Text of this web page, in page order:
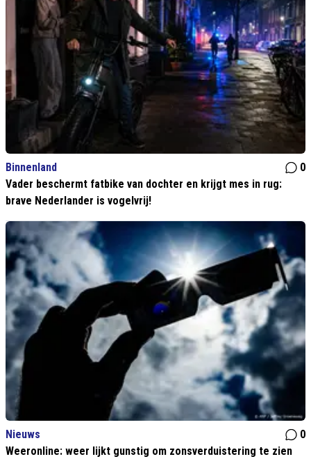
Binnenland
0
Vader beschermt fatbike van dochter en krijgt mes in rug:
brave Nederlander is vogelvrij!
Nieuws
0
Weeronline: weer lijkt gunstig om zonsverduistering te zien